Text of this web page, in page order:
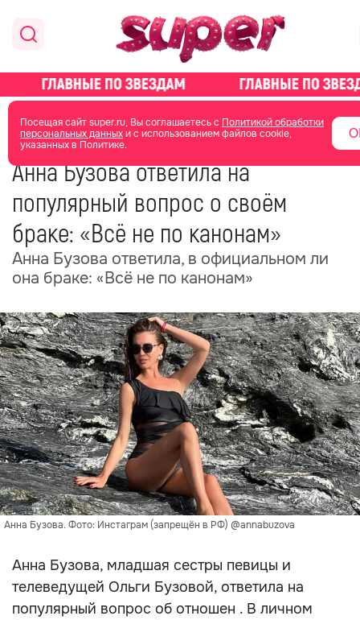
Посещая сайт super.ru, Вы соглашаетесь с Политикой обработки
персональных данныхи с использованием файлов cookie,
указанных в Политике.
главная новости о звездах новости
18 июня 06:23
Анна Бузова ответила на
популярный вопрос о своём
браке: «Всё не по канонам»
Анна Бузова ответила, в официальном ли
она браке: «Всё не по канонам»
Анна Бузова. Фото: Инстаграм (запрещён в РФ) @annabuzova
Анна Бузова, младшая сестры певицы и
телеведущей Ольги Бузовой, ответила на
популярный вопрос об отношен . В личном